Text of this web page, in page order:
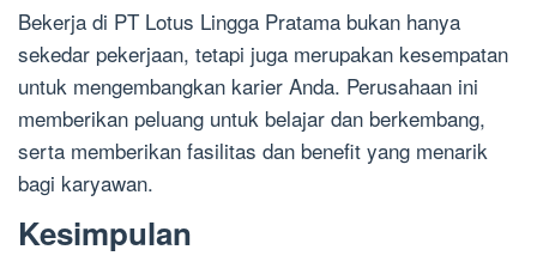
Bekerja di PT Lotus Lingga Pratama bukan hanya
sekedar pekerjaan, tetapi juga merupakan kesempatan
untuk mengembangkan karier Anda. Perusahaan ini
memberikan peluang untuk belajar dan berkembang,
serta memberikan fasilitas dan benefit yang menarik
bagi karyawan.
Kesimpulan